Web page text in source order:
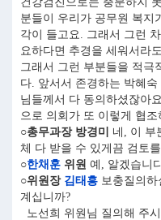
분들이 우리가 공무원 복지
각이 들고요. 그래서 그런
요하다면 추경을 세워서라
그래서 그런 부분들을 적극
다. 앞서서 존경하는 박혜
님들께서 다 동의하셨잖아
으로 의회가 또 이렇게 협
○총무과장 방경미
네, 이 부
체 다 받을 수 있게끔 검토
○한채훈 위원 예, 알겠습니
○위원장 김태흥 보충질의하
계십니까?
노선희 위원님 질의해 주